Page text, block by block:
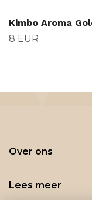
Kimbo Aroma
8 EUR
Over ons
Lees meer